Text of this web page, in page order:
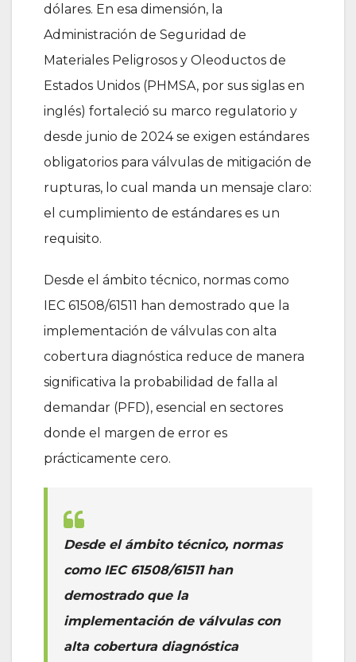
dólares. En esa dimensión, la
Administración de Seguridad de
Materiales Peligrosos y Oleoductos de
Estados Unidos (PHMSA, por sus siglas en
inglés) fortaleció su marco regulatorio y
desde junio de 2024 se exigen estándares
obligatorios para válvulas de mitigación de
rupturas, lo cual manda un mensaje claro:
el cumplimiento de estándares es un
requisito.
Desde el ámbito técnico, normas como
IEC 61508/61511 han demostrado que la
implementación de válvulas con alta
cobertura diagnóstica reduce de manera
significativa la probabilidad de falla al
demandar (PFD), esencial en sectores
donde el margen de error es
prácticamente cero.
Desde el ámbito técnico, normas
como IEC 61508/61511 han
demostrado que la
implementación de válvulas con
alta cobertura diagnóstica